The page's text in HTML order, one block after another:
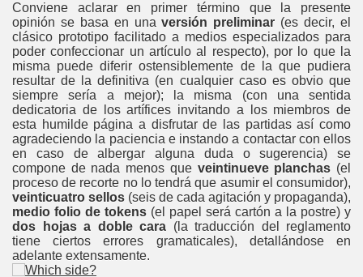
Conviene aclarar en primer término que la presente
opinión se basa en unaversión preliminar (es decir, el
clásico prototipo facilitado a medios especializados para
poder confeccionar un artículo al respecto), por lo que la
misma puede diferir ostensiblemente de la que pudiera
resultar de la definitiva (en cualquier caso es obvio que
siempre sería a mejor); la misma (con una sentida
dedicatoria de los artífices invitando a los miembros de
esta humilde página a disfrutar de las partidas así como
agradeciendo la paciencia e instando a contactar con ellos
en caso de albergar alguna duda o sugerencia) se
compone de nada menos que veintinueve planchas (el
proceso de recorte no lo tendrá que asumir el consumidor),
veinticuatro sellos (seis de cada agitación y propaganda),
medio folio de tokens (el papel será cartón a la postre) y
dos hojas a doble cara (la traducción del reglamento
tiene ciertos errores gramaticales), detallándose en
adelante extensamente.